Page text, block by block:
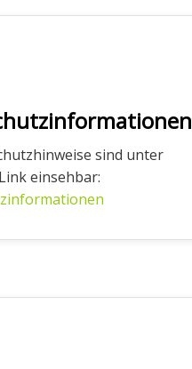
sind unter
einsehbar: